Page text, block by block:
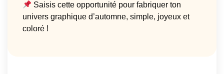
Saisis cette opportunité pour fabriquer ton
univers graphique d’automne, simple, joyeux et
coloré !